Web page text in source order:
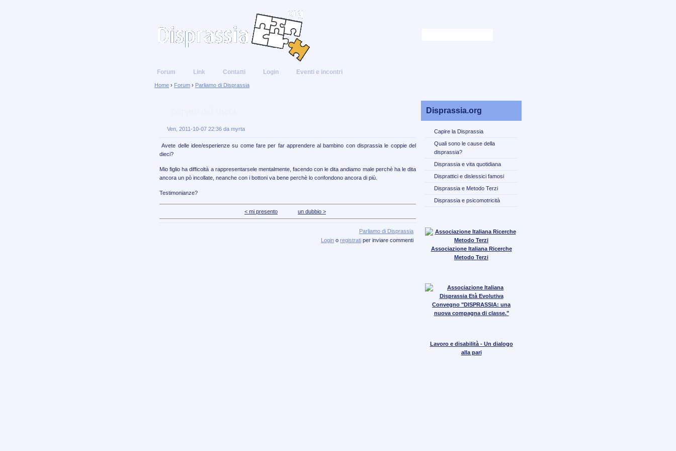
Forum Link Contatti Login Eventi e incontri
Home › Forum › Parliamo di Disprassia
Ven, 2011-10-07 22:36 da myrta
Avete delle idee/esperienze su come fare per far apprendere al bambino con disprassia le coppie del
dieci?
Mio figlio ha difficoltà a rappresentarsele mentalmente, facendo con le dita andiamo male perchè ha le dita
ancora un pò incollate, neanche con i bottoni va bene perchè lo confondono ancora di più.
Testimonianze?
< mi presento un dubbio >
Parliamo di Disprassia
Login o registrati per inviare commenti
Disprassia.org
Capire la Disprassia
Quali sono le cause della
disprassia?
Disprassia e vita quotidiana
Disprattici e dislessici famosi
Disprassia e Metodo Terzi
Disprassia e psicomotricità
Associazione Italiana Ricerche
Metodo Terzi
Convegno "DISPRASSIA: una
nuova compagna di classe."
Lavoro e disabilità - Un dialogo
alla pari